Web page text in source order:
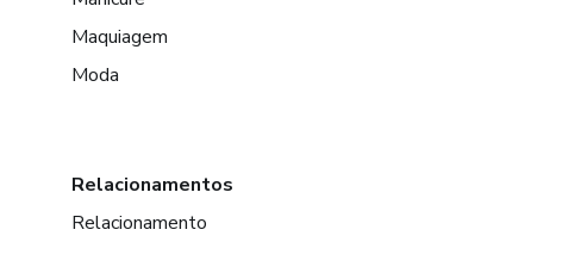
Maquiagem
Moda
Relacionamentos
Relacionamento